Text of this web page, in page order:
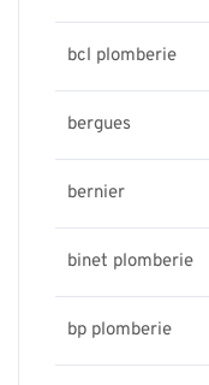
bcl plomberie
bergues
bernier
binet plomberie
bp plomberie